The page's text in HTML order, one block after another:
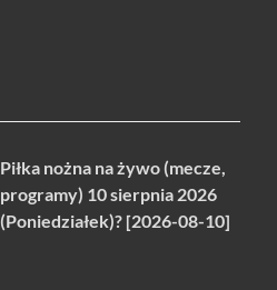
Piłka nożna na żywo (mecze,
programy) 10 sierpnia 2026
(Poniedziałek)? [2026-08-10]